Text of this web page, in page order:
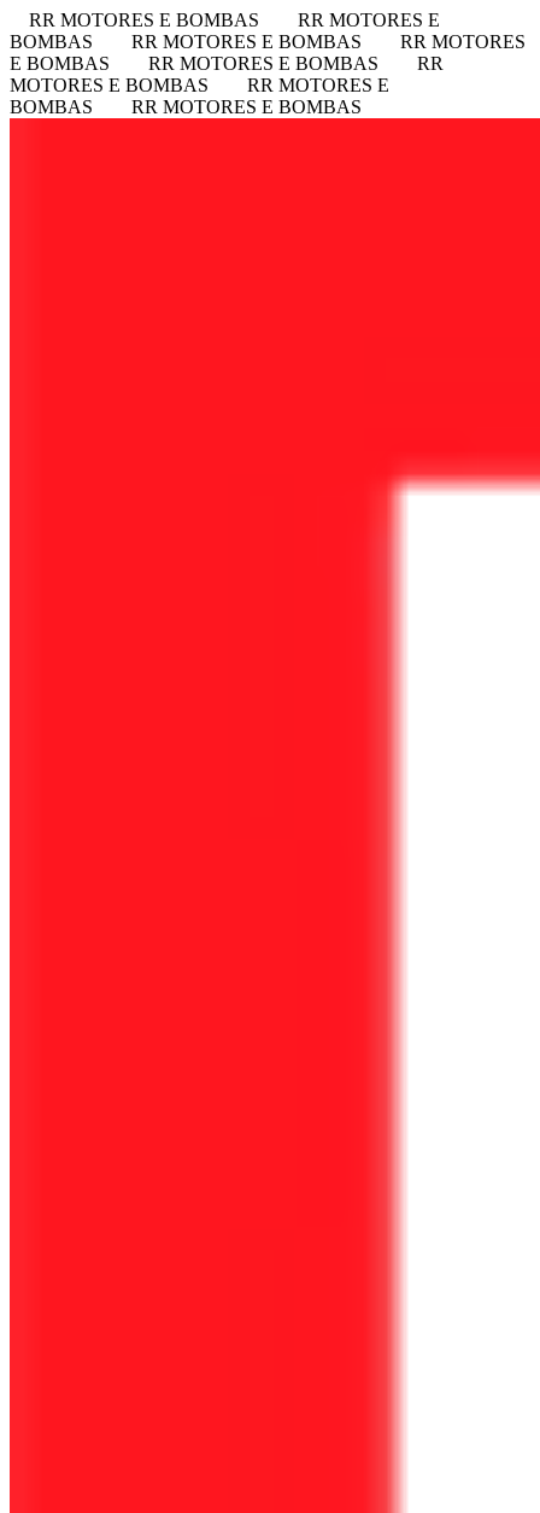
RR MOTORES E BOMBAS
RR MOTORES E
BOMBAS
RR MOTORES E BOMBAS
RR MOTORES
E BOMBAS
RR MOTORES E BOMBAS
RR
MOTORES E BOMBAS
RR MOTORES E
BOMBAS
RR MOTORES E BOMBAS